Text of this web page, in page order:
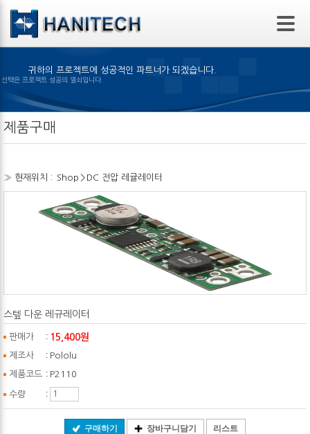
본문 바로가기
귀하의 프로젝트에 성공적인 파트너가 되겠습니다.
제품의 선택은 프로젝트 성공의 열쇠입니다.
제품구매
» 현재위치 : Shop > DC 전압 레귤레이터
스텦 다운 레규레이터
판매가 : 15,400원
제조사 : Pololu
제품코드 : P2110
수량 :
구매하기 장바구니담기 리스트